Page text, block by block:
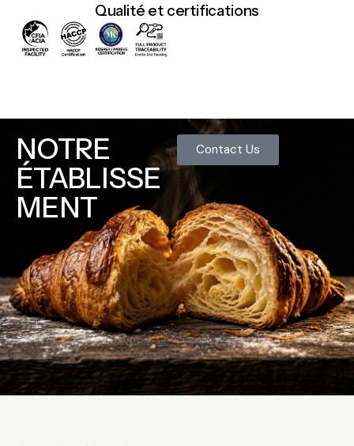
Qualité et certifications
NOTRE
ÉTABLISSE
MENT
Contact Us